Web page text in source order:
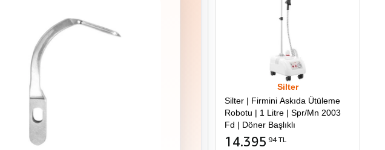
Silter
Silter | Firmini Askıda Ütüleme
Robotu | 1 Litre | Spr/Mn 2003
Fd | Döner Başlıklı
14.395 94 TL